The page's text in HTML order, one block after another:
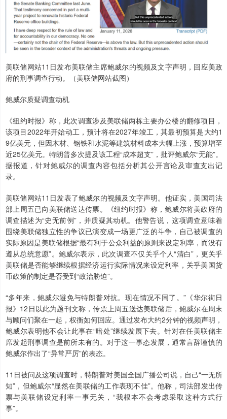
美联储网站11日发布美联储主席鲍威尔的视频及文字声明，回应美政
府的刑事调查行动。（美联储网站截图）
鲍威尔质疑调查动机
《纽约时报》称，此次调查涉及美联储两栋主要办公楼的翻修项目，
该项目2022年开始动工，预计将在2027年竣工，其最初预算是大约1
9亿美元，但因木材、钢铁和水泥等建筑材料成本大幅上涨，预算增至
近25亿美元。特朗普多次提及该工程“成本超支”，批评鲍威尔“无能”。
据报道，针对鲍威尔的调查内容包括分析其公开言论及审查支出记
录。
美联储网站11日发表了鲍威尔的视频及文字声明。他证实，美国司法
部上周五已向美联储送达传票。《纽约时报》称，鲍威尔将美政府的
调查描述为“史无前例”，并质疑其动机。他警告说，这项调查意味着
围绕美联储独立性的争议已演变成一场更广泛的斗争，自己被调查的
实际原因是美联储根据“最有利于公众利益的原则来设定利率，而没有
遵从总统意愿”。鲍威尔表示，此次调查不仅关乎个人“清白”，更关乎
美联储是否能够继续根据经济运行实际情况来设定利率，关乎美国货
币政策的制定是否受到“政治胁迫”。
“多年来，鲍威尔避免与特朗普对抗。现在情况不同了。”《华尔街日
报》12日以此为题刊文称，传票上周五送达美联储后，鲍威尔在周末
与顾问们聚在一起，权衡如何回应。通过发布大约2分钟的视频声明，
鲍威尔表明他不会让此事在“暗处”继续发展下去。针对在任美联储主
席发起刑事调查是前所未有的。对于这一事态发展，通常言辞谨慎的
鲍威尔作出了“异常严厉”的表态。
11日被问及这项调查时，特朗普对美国全国广播公司说，自己“一无所
知”，但鲍威尔“显然在美联储的工作表现不佳”。他称，司法部发出传
票与美联储设定利率一事无关，“我根本不会考虑采取这种方式行
事”。